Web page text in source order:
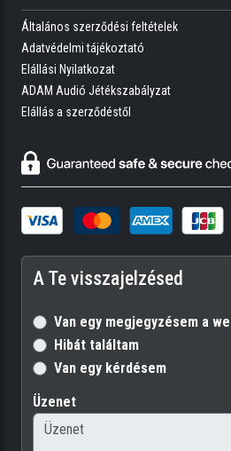
Általános szerződési feltételek
Adatvédelmi tájékoztató
Elállási Nyilatkozat
ADAM Audió Jétékszabályzat
Elállás a szerződéstől
A Te visszajelzésed
Van egy megjegyzésem a
Hibát találtam
Van egy kérdésem
Üzenet